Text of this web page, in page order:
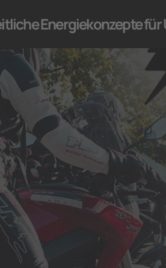
Energiekonzepte